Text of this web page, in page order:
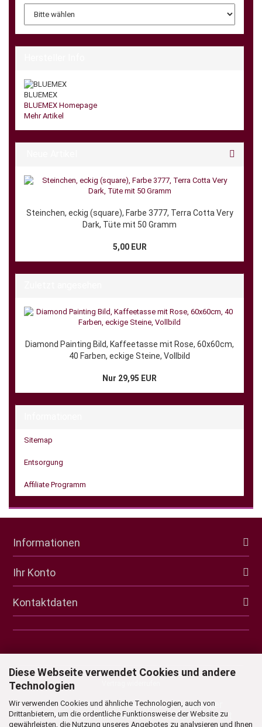
Diese Webseite verwendet Cookies und andere
Technologien
Wir verwenden Cookies und ähnliche Technologien, auch von
Drittanbietern, um die ordentliche Funktionsweise der Website zu
gewährleisten, die Nutzung unseres Angebotes zu analysieren und Ihnen
BLUEMEX
BLUEMEX Homepage
Mehr Artikel
Steinchen, eckig (square), Farbe 3777, Terra Cotta Very
Dark, Tüte mit 50 Gramm
5,00 EUR
Diamond Painting Bild, Kaffeetasse mit Rose, 60x60cm,
40 Farben, eckige Steine, Vollbild
Nur 29,95 EUR
Sitemap
Entsorgung
Affiliate Programm
Informationen
Ihr Konto
Kontaktdaten
Alle Preise verstehen sich inklusive der
gesetzlichen Mehrwertsteuer, soweit nicht